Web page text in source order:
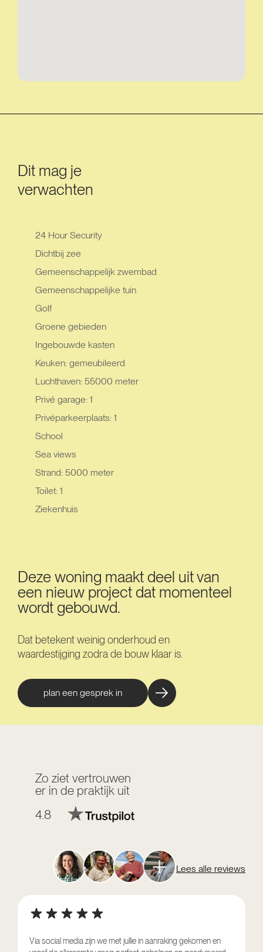
Dit mag je
verwachten
24 Hour Security
Dichtbij zee
Gemeenschappelijk zwembad
Gemeenschappelijke tuin
Golf
Groene gebieden
Ingebouwde kasten
Keuken: gemeubileerd
Luchthaven: 55000 meter
Privé garage: 1
Privéparkeerplaats: 1
School
Sea views
Strand: 5000 meter
Toilet: 1
Ziekenhuis
Deze woning maakt deel uit van
een nieuw project dat momenteel
wordt gebouwd.
Dat betekent weinig onderhoud en
waardestijging zodra de bouw klaar is.
plan een gesprek in
Zo ziet vertrouwen
er in de praktijk uit
4.8
Lees alle reviews
Via social media zijn we met jullie in aanraking gekomen en